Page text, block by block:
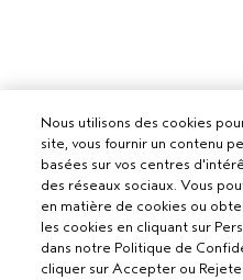
Nous utilisons des cookies
site, vous fournir un contenu
basées sur vos centres
des réseaux sociaux. Vous
en matière de cookies ou
les cookies en cliquant sur
dans notre Politique de
cliquer sur Accepter ou